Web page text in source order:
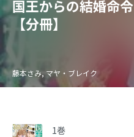
国王からの結婚命令
【分冊】
藤本さみ, マヤ・ブレイク
1巻